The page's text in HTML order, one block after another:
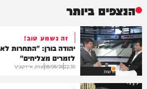
הנצפים ביותר
חדשות
זה נשמע טוב!
יהודה בורן: "התחרות
לזמרים מצליחים"
22:30
08/08/26יצחק אייזיקוביץ'